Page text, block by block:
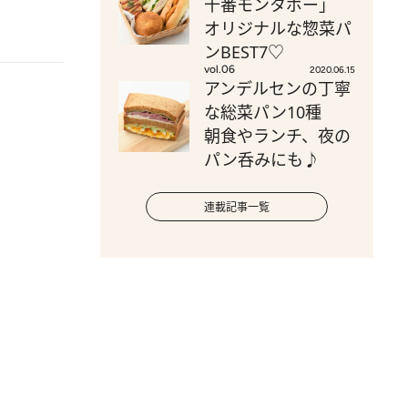
十番モンタボー」
オリジナルな惣菜パ
ンBEST7♡
vol.06 2020.06.15
アンデルセンの丁寧
な総菜パン10種
朝食やランチ、夜の
パン呑みにも♪
連載記事一覧